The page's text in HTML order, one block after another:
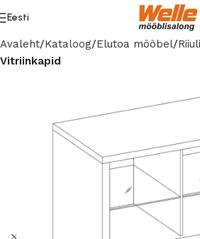
Eesti
Avaleht Kataloog Elutoa mööbel
Vitriinkapid